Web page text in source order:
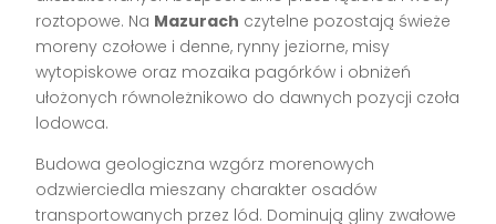
roztopowe. Na Mazurach czytelne pozostają świeże
moreny czołowe i denne, rynny jeziorne, misy
wytopiskowe oraz mozaika pagórków i obniżeń
ułożonych równoleżnikowo do dawnych pozycji czoła
lodowca.
Budowa geologiczna wzgórz morenowych
odzwierciedla mieszany charakter osadów
transportowanych przez lód. Dominują gliny zwałowe